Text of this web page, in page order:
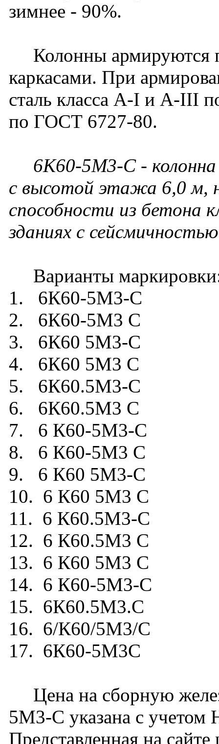
зимнее - 90%.
Колонны армируются
каркасами. При
сталь класса A-I и A-III
по ГОСТ 6727-80.
6К60-5М3-С - колонна
с высотой этажа 6,0 м,
способности из бетона
зданиях с
Варианты
1. 6К60-5М3-С
2. 6К60-5М3 С
3. 6К60 5М3-С
4. 6К60 5М3 С
5. 6К60.5М3-С
6. 6К60.5М3 С
7. 6 К60-5М3-С
8. 6 К60-5М3 С
9. 6 К60 5М3-С
10. 6 К60 5М3 С
11. 6 К60.5М3-С
12. 6 К60.5М3 С
13. 6 К60 5М3 С
14. 6 К60-5М3-С
15. 6К60.5М3.С
16. 6/К60/5М3/С
17. 6К60-5М3С
Цена на сборную
5М3-С указана с учетом
Представленная на